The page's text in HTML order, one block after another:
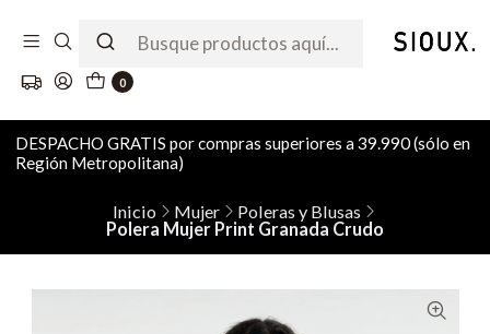
0
DESPACHO GRATIS por compras superiores a 39.990 (sólo en
Región Metropolitana)
Inicio Mujer
Poleras y Blusas
Polera Mujer Print Granada Crudo